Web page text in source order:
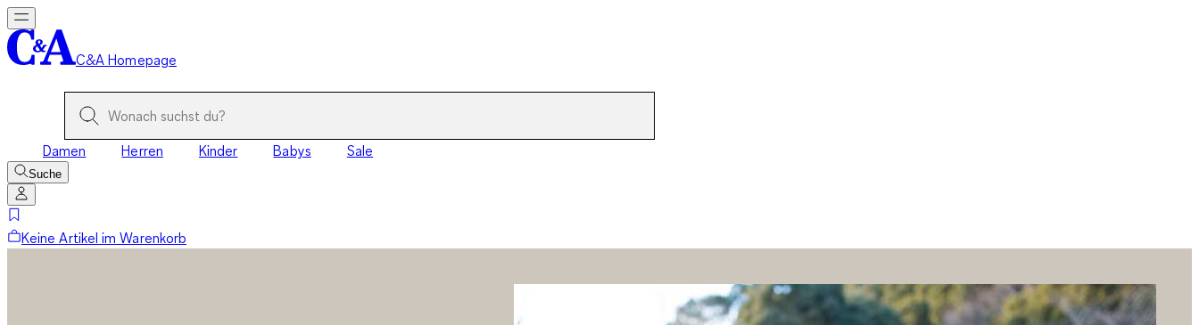
C&A Homepage
Damen Herren Kinder Babys Sale
Suche
Keine Artikel im Warenkorb